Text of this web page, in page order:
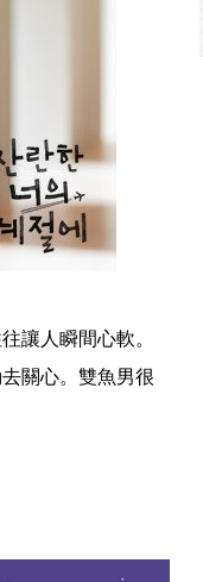
讓人瞬間心軟。
關心。雙魚男很